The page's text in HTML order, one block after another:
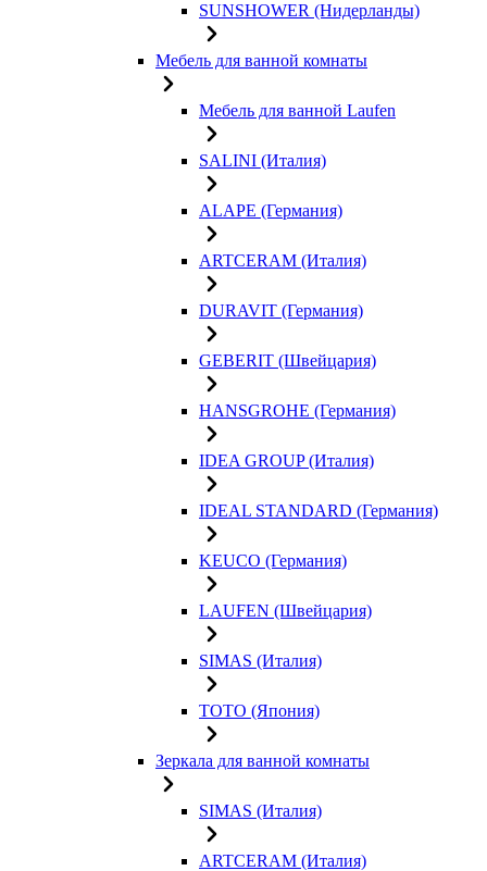
SUNSHOWER (Нидерланды)
Мебель для ванной комнаты
Мебель для ванной Laufen
SALINI (Италия)
ALAPE (Германия)
ARTCERAM (Италия)
DURAVIT (Германия)
GEBERIT (Швейцария)
HANSGROHE (Германия)
IDEA GROUP (Италия)
IDEAL STANDARD (Германия)
KEUCO (Германия)
LAUFEN (Швейцария)
SIMAS (Италия)
TOTO (Япония)
Зеркала для ванной комнаты
SIMAS (Италия)
ARTCERAM (Италия)